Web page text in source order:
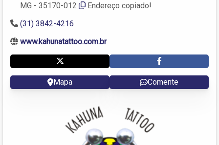
MG - 35170-012
Endereço copiado!
(31) 3842-4216
www.kahunatattoo.com.br
Mapa Comente